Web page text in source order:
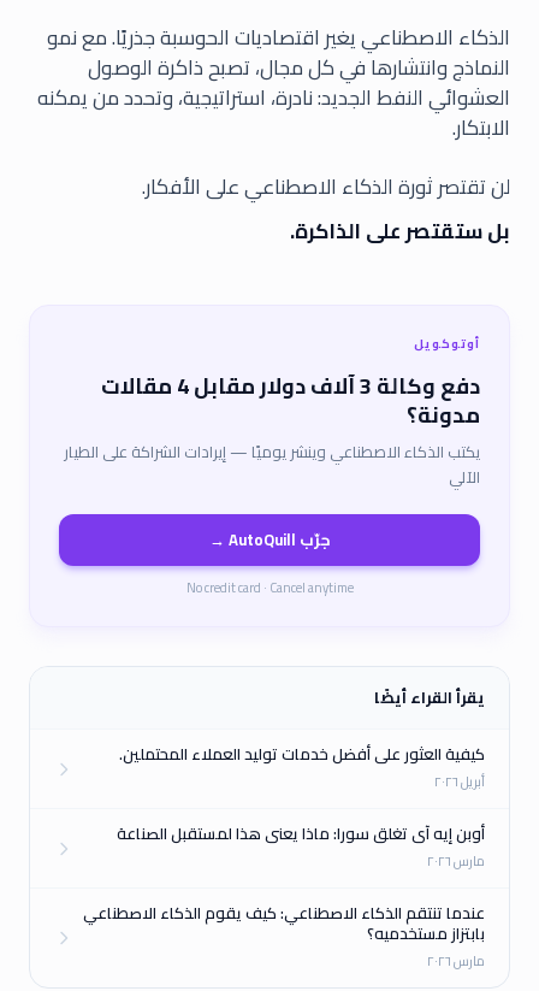
الذكاء الاصطناعي يغير اقتصاديات الحوسبة جذريًا. مع نمو
النماذج وانتشارها في كل مجال، تصبح ذاكرة الوصول
العشوائي النفط الجديد: نادرة، استراتيجية، وتحدد من يمكنه
الابتكار.
لن تقتصر ثورة الذكاء الاصطناعي على الأفكار.
بل ستقتصر على الذاكرة.
أوتوكويل
دفع وكالة 3 آلاف دولار مقابل 4 مقالات
مدونة؟
يكتب الذكاء الاصطناعي وينشر يوميًا — إيرادات الشراكة على الطيار
الآلي
جرّب AutoQuill →
No credit card · Cancel anytime
يقرأ القراء أيضًا
كيفية العثور على أفضل خدمات توليد العملاء المحتملين.
أبريل ٢٠٢٦
أوبن إيه آي تغلق سورا: ماذا يعني هذا لمستقبل الصناعة
مارس ٢٠٢٦
عندما تنتقم الذكاء الاصطناعي: كيف يقوم الذكاء الاصطناعي
بابتزاز مستخدميه؟
مارس ٢٠٢٦